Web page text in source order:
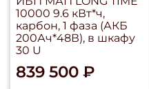
10000 9.6 кВт*ч,
карбон, 1 фаза (АКБ
200Ач*48В), в шкафу
30 U
839 500 ₽